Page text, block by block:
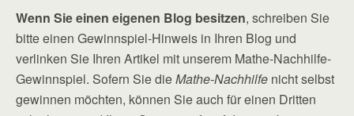
Wenn Sie einen eigenen Blog besitzen, schreiben Sie
bitte einen Gewinnspiel-Hinweis in Ihren Blog und
verlinken Sie Ihren Artikel mit unserem Mathe-Nachhilfe-
Gewinnspiel. Sofern Sie dieMathe-Nachhilfe nicht selbst
gewinnen möchten, können Sie auch für einen Dritten